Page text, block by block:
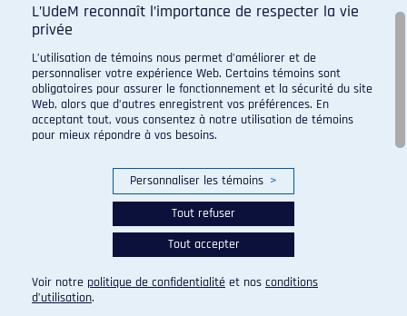
© 2026 Carabins de l'Université de Montréal. Tous droits
réservés.
Paramètres des témoins
L’UdeM reconnaît l’importance de respecter la vie
privée
L’utilisation de témoins nous permet d’améliorer et de
personnaliser votre expérience Web. Certains témoins sont
obligatoires pour assurer le fonctionnement et la sécurité du site
Web, alors que d’autres enregistrent vos préférences. En
acceptant tout, vous consentez à notre utilisation de témoins
pour mieux répondre à vos besoins.
Personnaliser les témoins >
Tout refuser
Tout accepter
Voir notre politique de confidentialité et nos conditions
d’utilisation.